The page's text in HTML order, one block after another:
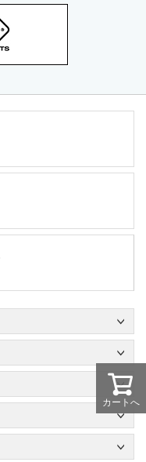
カートへ